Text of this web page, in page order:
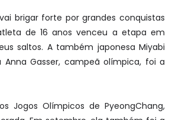
brigar forte por grandes conquistas
de 16 anos venceu a etapa em
saltos. A também japonesa Miyabi
Gasser, campeã olímpica, foi a
Jogos Olímpicos de PyeongChang,